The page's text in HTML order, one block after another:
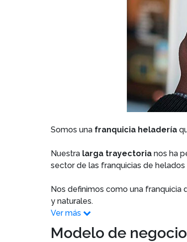
Somos una franquicia heladería
Nuestra larga trayectoria nos ha
sector de las franquicias de
Nos definimos como una franquicia
y naturales.
Ver más
Modelo de